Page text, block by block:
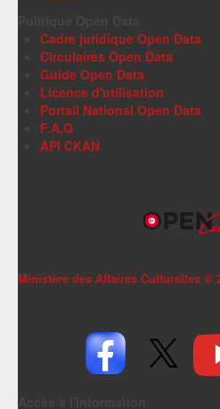
Cadre juridique Open Data
Circulaires Open Data
Guide Open Data
Licence d'utilisation
Portail National Open Data
F.A.Q
API CKAN
Ministère des Affaires Culturelles ©